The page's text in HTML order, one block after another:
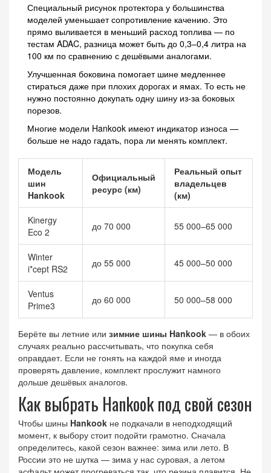
Специальный рисунок протектора у большинства
моделей уменьшает сопротивление качению. Это
прямо выливается в меньший расход топлива — по
тестам ADAC, разница может быть до 0,3–0,4 литра на
100 км по сравнению с дешёвыми аналогами.
Улучшенная боковина помогает шине медленнее
стираться даже при плохих дорогах и ямах. То есть не
нужно постоянно докупать одну шину из-за боковых
порезов.
Многие модели Hankook имеют индикатор износа —
больше не надо гадать, пора ли менять комплект.
Модель
шин
Hankook
Официальный
ресурс (км)
Реальный опыт
владельцев
(км)
Kinergy
Eco 2
до 70 000 55 000–65 000
Winter
i*cept RS2
до 55 000 45 000–50 000
Ventus
Prime3
до 60 000 50 000–58 000
Берёте вы летние или зимние шины Hankook — в обоих
случаях реально рассчитывать, что покупка себя
оправдает. Если не гонять на каждой яме и иногда
проверять давление, комплект прослужит намного
дольше дешёвых аналогов.
Как выбрать Hankook под свой сезон
Чтобы шины Hankook не подкачали в неподходящий
момент, к выбору стоит подойти грамотно. Сначала
определитесь, какой сезон важнее: зима или лето. В
России это не шутка — зима у нас суровая, а летом